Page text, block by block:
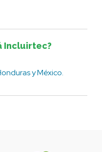
Incluirtec?
y México.